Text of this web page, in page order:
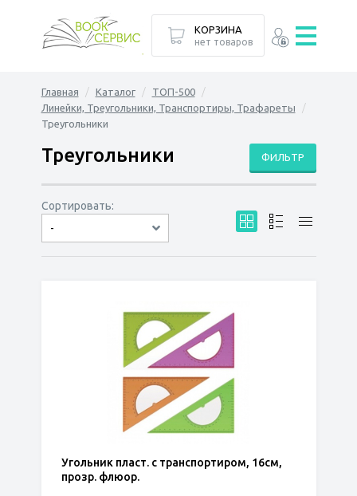
Главная Каталог
ТОП-500
Линейки, Треугольники, Транспортиры, Трафареты
Треугольники
ФИЛЬТР
Треугольники
Сортировать:
-
по дате
по популярности
сначала дешёвые
сначала дорогие
Угольник пласт. с транспортиром, 16см,
прозр. флюор.
КОРЗИНА
нет товаров